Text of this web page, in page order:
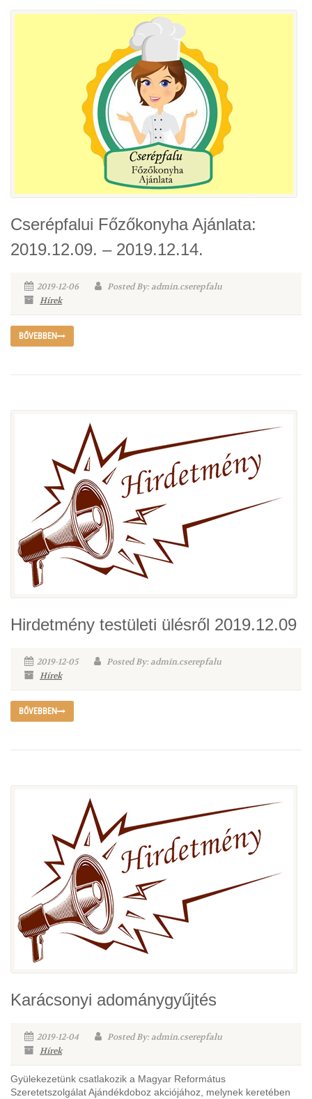
Cserépfalui Főzőkonyha Ajánlata:
2019.12.09. – 2019.12.14.
2019-12-06
Posted By: admin.cserepfalu
Hírek
BŐVEBBEN
Hirdetmény testületi ülésről 2019.12.09
2019-12-05
Posted By: admin.cserepfalu
Hírek
BŐVEBBEN
Karácsonyi adománygyűjtés
2019-12-04
Posted By: admin.cserepfalu
Hírek
Gyülekezetünk csatlakozik a Magyar Református
Szeretetszolgálat Ajándékdoboz akciójához, melynek keretében